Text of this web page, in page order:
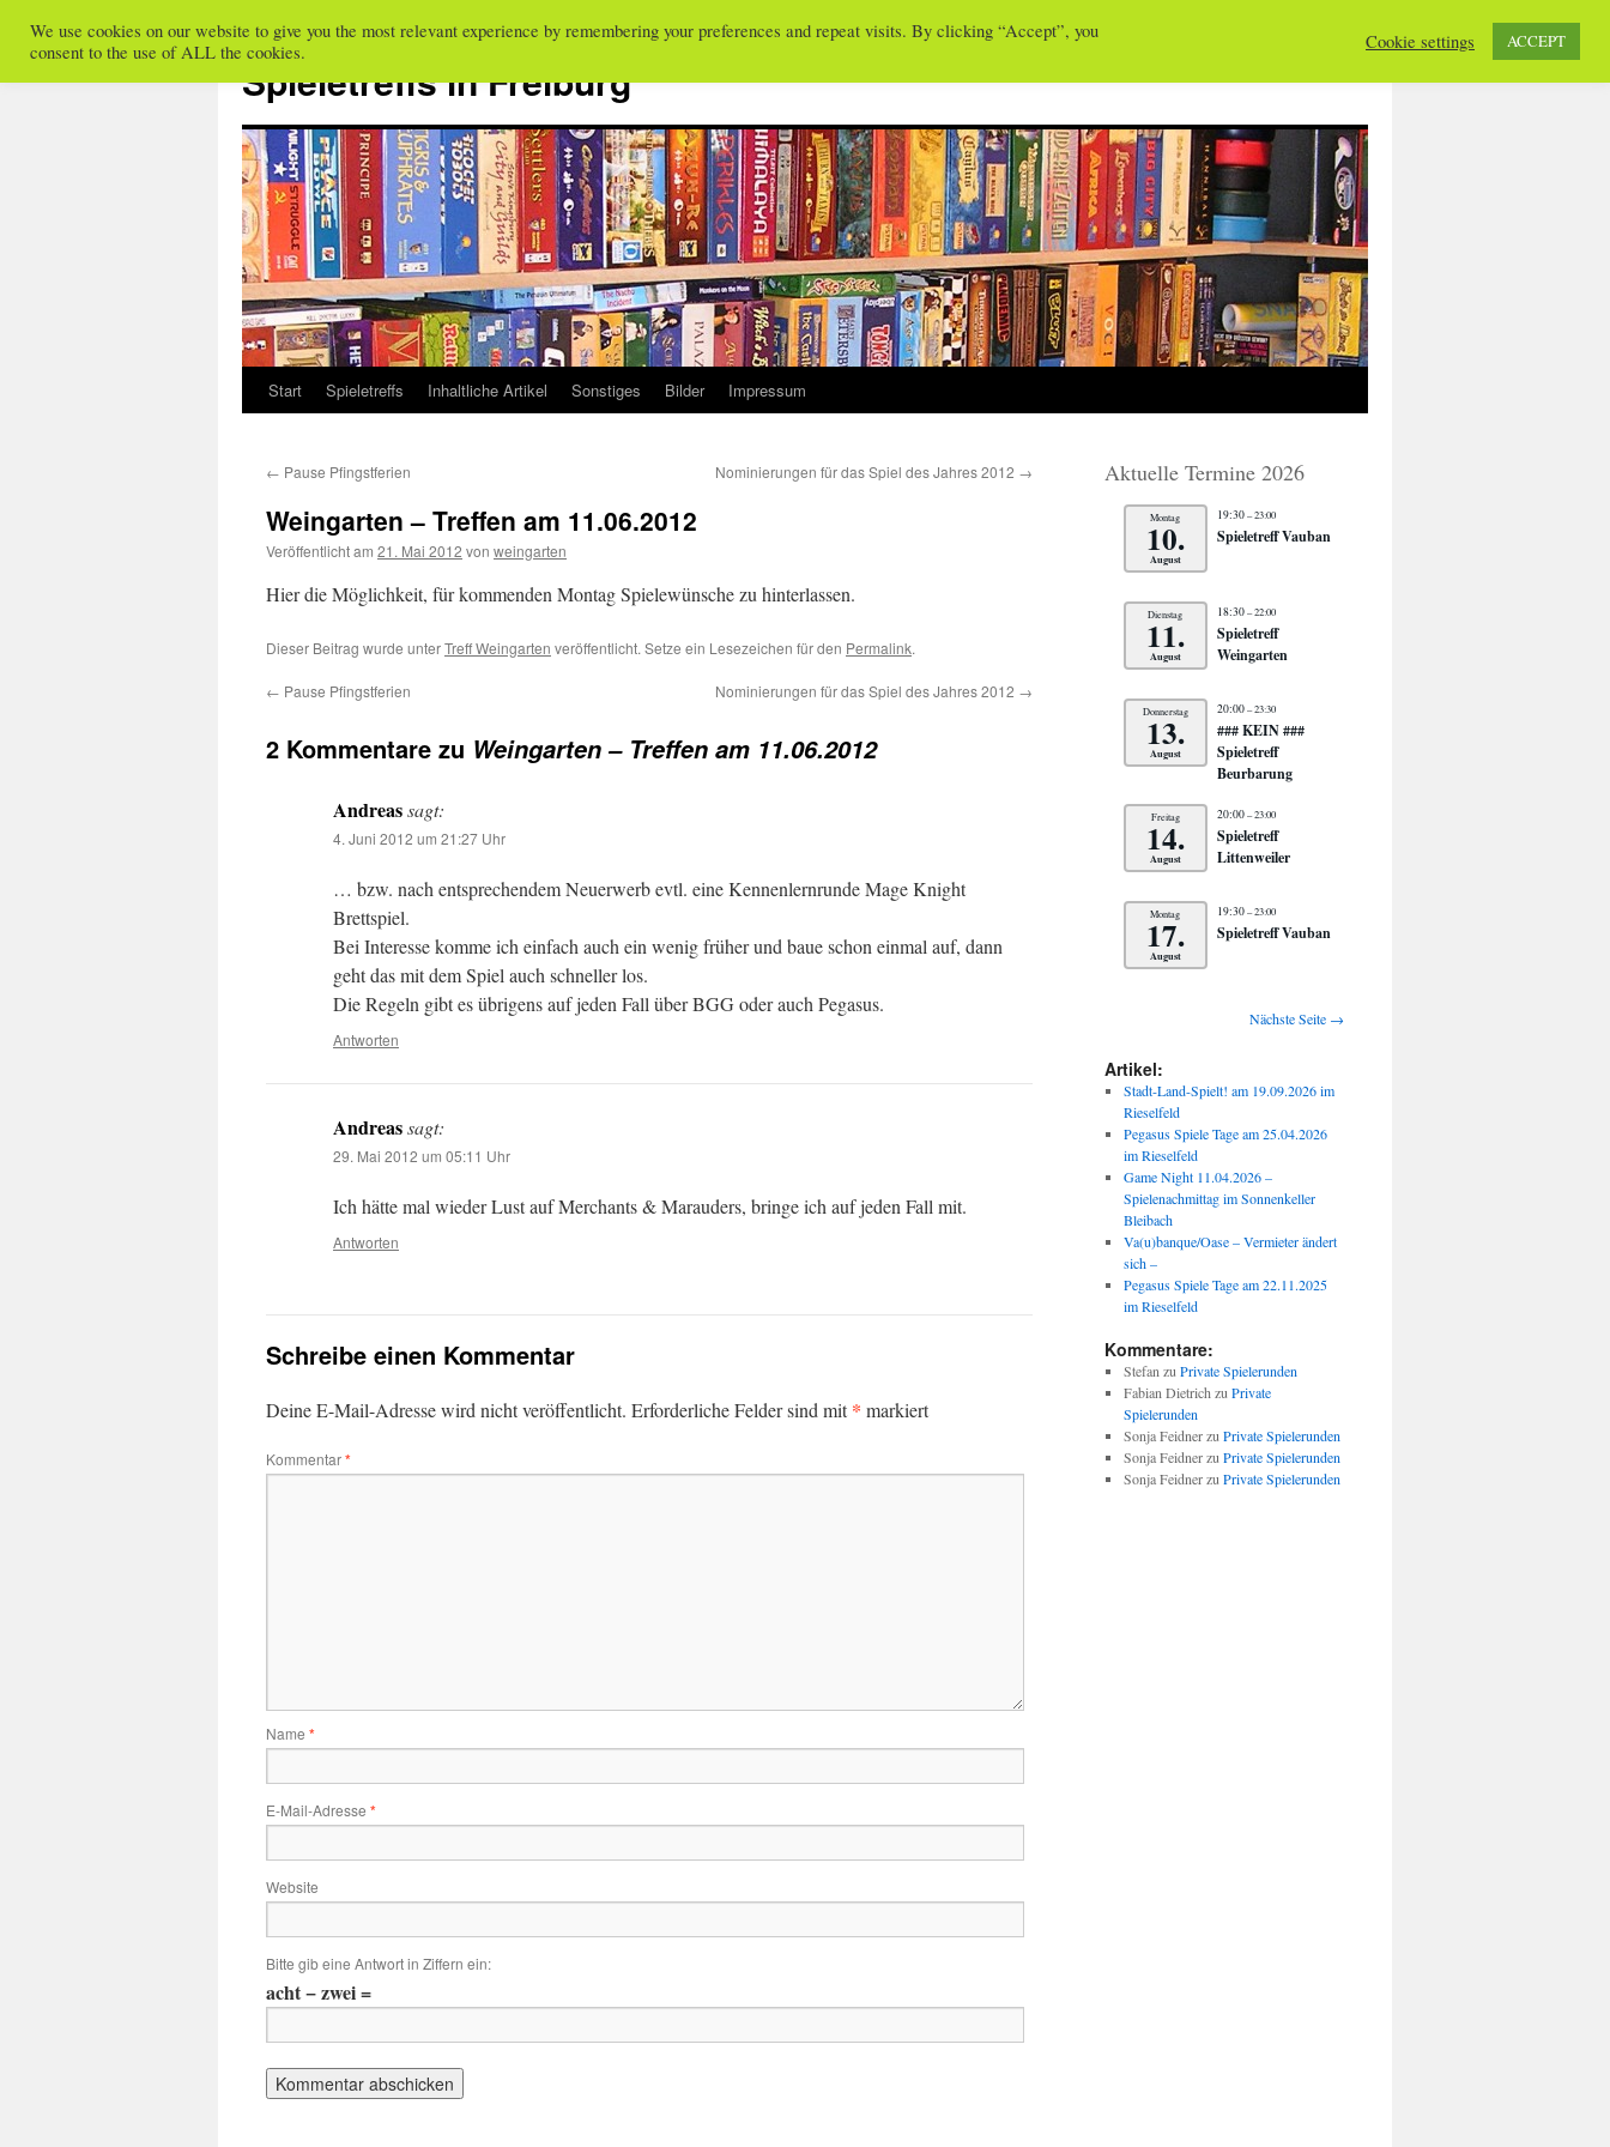
Zum
Inhalt
Spieletreffs in Freiburg
Start Spieletreffs Inhaltliche Artikel Sonstiges Bilder Impressum
← Pause Pfingstferien Nominierungen für das Spiel des Jahres 2012 →
Weingarten – Treffen am 11.06.2012
Veröffentlicht am 21. Mai 2012 von weingarten
Hier die Möglichkeit, für kommenden Montag Spielewünsche zu hinterlassen.
Dieser Beitrag wurde unterTreff Weingarten veröffentlicht. Setze ein Lesezeichen für den Permalink.
← Pause Pfingstferien Nominierungen für das Spiel des Jahres 2012 →
2 Kommentare zu Weingarten – Treffen am 11.06.2012
Andreassagt:
4. Juni 2012 um 21:27 Uhr
… bzw. nach entsprechendem Neuerwerb evtl. eine Kennenlernrunde Mage Knight
Brettspiel.
Bei Interesse komme ich einfach auch ein wenig früher und baue schon einmal auf, dann
geht das mit dem Spiel auch schneller los.
Die Regeln gibt es übrigens auf jeden Fall über BGG oder auch Pegasus.
Antworten
Andreassagt:
29. Mai 2012 um 05:11 Uhr
Ich hätte mal wieder Lust auf Merchants & Marauders, bringe ich auf jeden Fall mit.
Antworten
Schreibe einen Kommentar
Deine E-Mail-Adresse wird nicht veröffentlicht. Erforderliche Felder sind mit* markiert
Kommentar*
Name *
E-Mail-Adresse *
Website
Bitte gib eine Antwort in Ziffern ein:
acht − zwei =
Aktuelle Termine 2026
Montag
10.
August
19:30– 23:00
Spieletreff Vauban
Dienstag
11.
August
18:30– 22:00
Spieletreff
Weingarten
Donnerstag
13.
August
20:00– 23:30
### KEIN ###
Spieletreff
Beurbarung
Freitag
14.
August
20:00– 23:00
Spieletreff
Littenweiler
Montag
17.
August
19:30– 23:00
Spieletreff Vauban
Nächste Seite →
Artikel:
Stadt-Land-Spielt! am 19.09.2026 im
Rieselfeld
Pegasus Spiele Tage am 25.04.2026
im Rieselfeld
Game Night 11.04.2026 –
Spielenachmittag im Sonnenkeller
Bleibach
Va(u)banque/Oase – Vermieter ändert
sich –
Pegasus Spiele Tage am 22.11.2025
im Rieselfeld
Kommentare:
Stefan zu Private Spielerunden
Fabian Dietrich zu Private
Spielerunden
Sonja Feidnerzu Private Spielerunden
Sonja Feidnerzu Private Spielerunden
Sonja Feidnerzu Private Spielerunden
We use cookies on our website to give you the most relevant experience by remembering your preferences and repeat visits. By clicking “Accept”, you
consent to the use of ALL the cookies.
Cookie settings ACCEPT